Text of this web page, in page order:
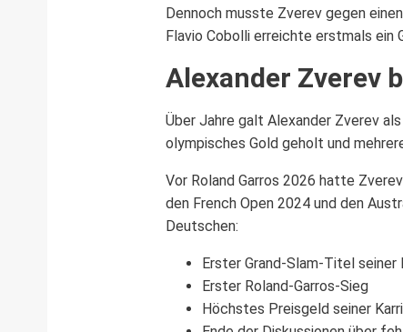
Dennoch musste Zverev gegen
Flavio Cobolli erreichte erstmals ein
Alexander Zverev
Über Jahre galt Alexander Zverev
olympisches Gold geholt und
Vor Roland Garros 2026 hatte
den French Open 2024 und den
Deutschen:
Erster Grand-Slam-Titel seiner
Erster Roland-Garros-Sieg
Höchstes Preisgeld seiner